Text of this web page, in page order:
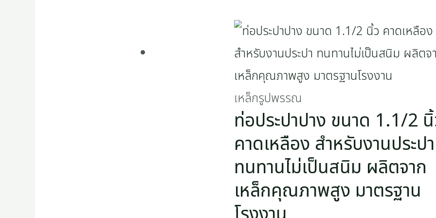
เหล็กรูปพรรณ
ท่อประปาปาง ขนาด 1.1/2
คาดเหลือง สำหรับงานประปา
ทนทานไม่เป็นสนิม ผลิตจาก
เหล็กคุณภาพสูง มาตรฐาน